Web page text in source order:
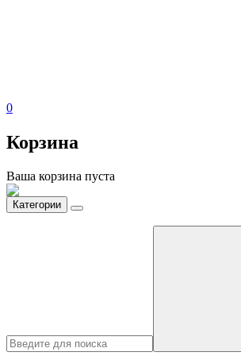
0
Корзина
Ваша корзина пуста
Категории